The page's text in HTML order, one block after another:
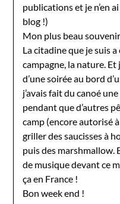
publications et je n’en
blog !)
Mon plus beau
La citadine que je suis
campagne, la nature.
d’une soirée au bord
j’avais fait du canoé
pendant que d’autres
camp (encore autorisé
griller des saucisses à
puis des marshmallow.
de musique devant ce
ça en France !
Bon week end !